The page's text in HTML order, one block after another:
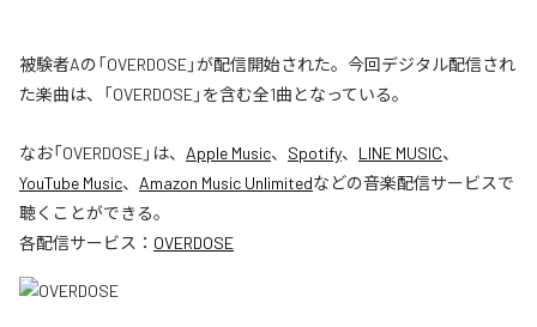
被験者Aの「OVERDOSE」が配信開始された。今回デジタル配信され
た楽曲は、「OVERDOSE」を含む全1曲となっている。
なお「OVERDOSE」は、 Apple Music、 Spotify、 LINE MUSIC、
YouTube Music、 Amazon Music Unlimitedなどの音楽配信サービスで
聴くことができる。
各配信サービス： OVERDOSE